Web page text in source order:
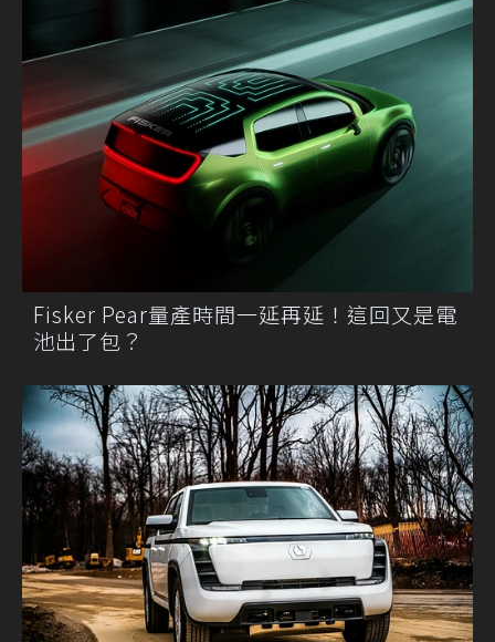
Fisker Pear量產時間一延再延！這回又是電
池出了包？